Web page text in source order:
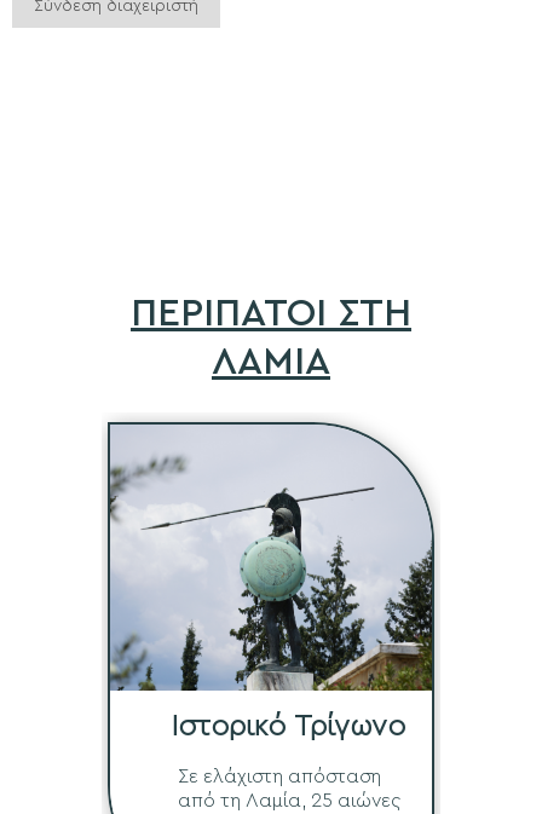
ΠΕΡΙΠΑΤΟΙ ΣΤΗ
ΛΑΜΙΑ
Ιστορικό Τρίγωνο
Σε ελάχιστη απόσταση
από τη Λαμία, 25 αιώνες